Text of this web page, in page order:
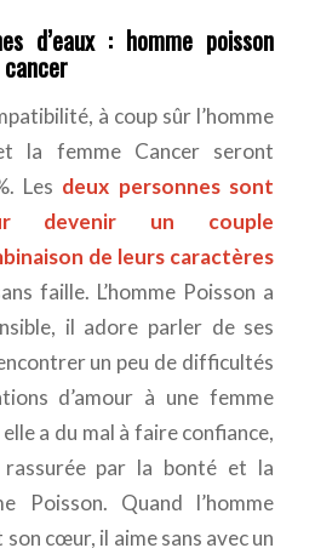
d’eaux : homme poisson
à coup sûr l’homme
la femme Cancer seront
Les deux personnes sont
devenir un couple
de leurs caractères
faille. L’homme Poisson a
il adore parler de ses
un peu de difficultés
d’amour à une femme
a du mal à faire confiance,
par la bonté et la
Poisson. Quand l’homme
cœur, il aime sans avec un